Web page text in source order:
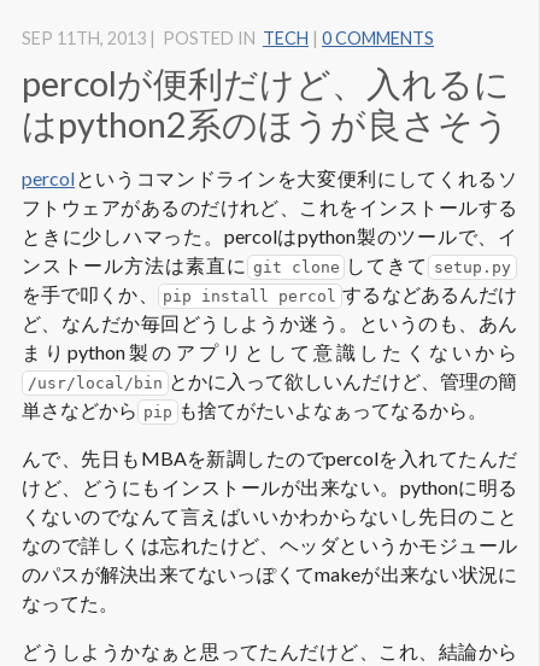
percolが便利だけど、入れるに
はpython2系のほうが良さそう
SEP 11 TH, 2013 | POSTED IN TECH | 0 COMMENTS
percol というコマンドラインを大変便利にしてくれるソ
フトウェアがあるのだけれど、これをインストールする
ときに少しハマった。percolはpython製のツールで、イ
ンストール方法は素直に git clone してきて setup.py
を手で叩くか、 pip install percol するなどあるんだけ
ど、なんだか毎回どうしようか迷う。というのも、あん
まりpython製のアプリとして意識したくないから
/usr/local/bin とかに入って欲しいんだけど、管理の簡
単さなどから pip も捨てがたいよなぁってなるから。
んで、先日もMBAを新調したのでpercolを入れてたんだ
けど、どうにもインストールが出来ない。pythonに明る
くないのでなんて言えばいいかわからないし先日のこと
なので詳しくは忘れたけど、ヘッダというかモジュール
のパスが解決出来てないっぽくてmakeが出来ない状況に
なってた。
どうしようかなぁと思ってたんだけど、これ、結論から